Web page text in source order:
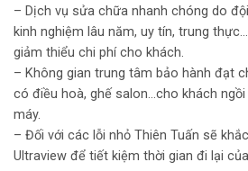
– Dịch vụ sửa chữa nhanh chóng do
kinh nghiệm lâu năm, uy tín, trung
giảm thiểu chi phí cho khách.
– Không gian trung tâm bảo hành đạt
có điều hoà, ghế salon…cho khách
máy.
– Đối với các lỗi nhỏ Thiên Tuấn sẽ
Ultraview để tiết kiệm thời gian đi lại